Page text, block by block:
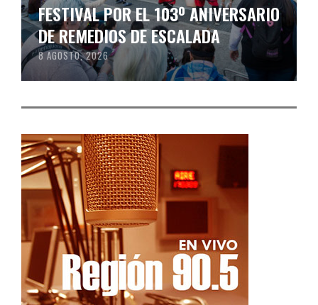
FESTIVAL POR EL 103º ANIVERSARIO
DE REMEDIOS DE ESCALADA
8 AGOSTO, 2026